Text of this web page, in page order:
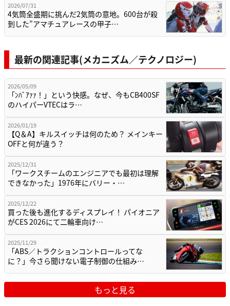
2026/07/31
4気筒全盛期に挑んだ2気筒の意地。600台が殺
到した”アマチュアレースの甲子…
最新の関連記事(メカニズム／テクノロジー)
2026/05/09
「ﾝﾊﾞｱｧｧ！」という快感。なぜ、今もCB400SF
のハイパーVTECはラ…
2026/01/19
【Q＆A】キルスイッチは何のため？ メインキー
OFFと何が違う？
2025/12/31
「ワークスチームのエンジニアでも最初は理解
できなかった」1976年にバリー・…
2025/12/22
買った後も進化するディスプレイ！ パイオニア
がCES 2026にて二輪車向け…
2025/11/29
「ABS／トラクションコントロールってな
に？」今さら聞けない電子制御の仕組み…
もっと見る